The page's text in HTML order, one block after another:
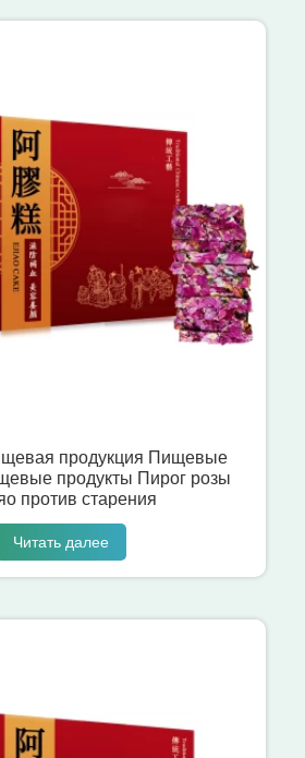
продукция Пищевые
продукты Пирог розы
против старения
Читать далее